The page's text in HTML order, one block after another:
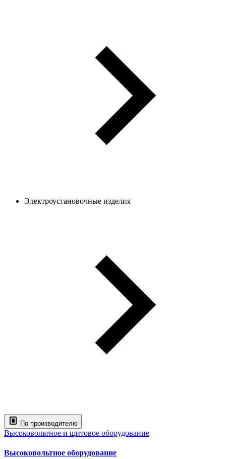
Электроустановочные изделия
По производителю
Высоковольтное и щитовое оборудование
Высоковольтное оборудование